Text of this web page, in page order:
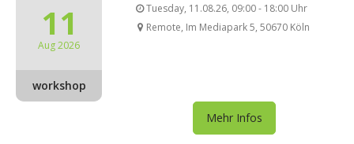
11
Aug 2026
workshop
Tuesday, 11.08.26, 09:00 - 18:00 Uhr
Remote, Im Mediapark 5, 50670 Köln
Mehr Infos